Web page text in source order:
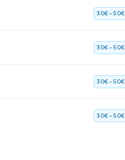
30€ – 50€
30€ – 50€
30€ – 50€
30€ – 50€